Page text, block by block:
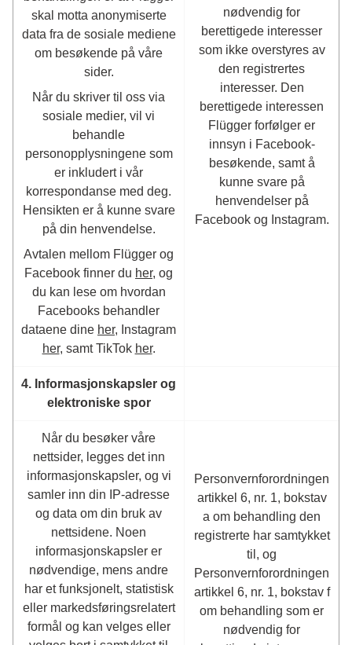
skal motta anonymiserte
data fra de sosiale mediene
om besøkende på våre
sider.
Når du skriver til oss via
sosiale medier, vil vi
behandle
personopplysningene som
er inkludert i vår
korrespondanse med deg.
Hensikten er å kunne svare
på din henvendelse.
Avtalen mellom Flügger og
Facebook finner du her, og
du kan lese om hvordan
Facebooks behandler
dataene dine her, Instagram
her, samt TikTok her.
nødvendig for
berettigede interesser
som ikke overstyres av
den registrertes
interesser. Den
berettigede interessen
Flügger forfølger er
innsyn i Facebook-
besøkende, samt å
kunne svare på
henvendelser på
Facebook og Instagram.
4. Informasjonskapsler og
elektroniske spor
Når du besøker våre
nettsider, legges det inn
informasjonskapsler, og vi
samler inn din IP-adresse
og data om din bruk av
nettsidene. Noen
informasjonskapsler er
nødvendige, mens andre
har et funksjonelt, statistisk
eller markedsføringsrelatert
formål og kan velges eller
Personvernforordningen
artikkel 6, nr. 1, bokstav
a om behandling den
registrerte har samtykket
til, og
Personvernforordningen
artikkel 6, nr. 1, bokstav f
om behandling som er
nødvendig for